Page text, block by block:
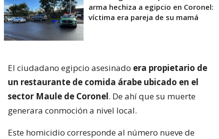
arma hechiza a egipcio en Coronel:
víctima era pareja de su mamá
El ciudadano egipcio asesinado era propietario de
un restaurante de comida árabe ubicado en el
sector Maule de Coronel. De ahí que su muerte
generara conmoción a nivel local.
Este homicidio corresponde al número nueve de